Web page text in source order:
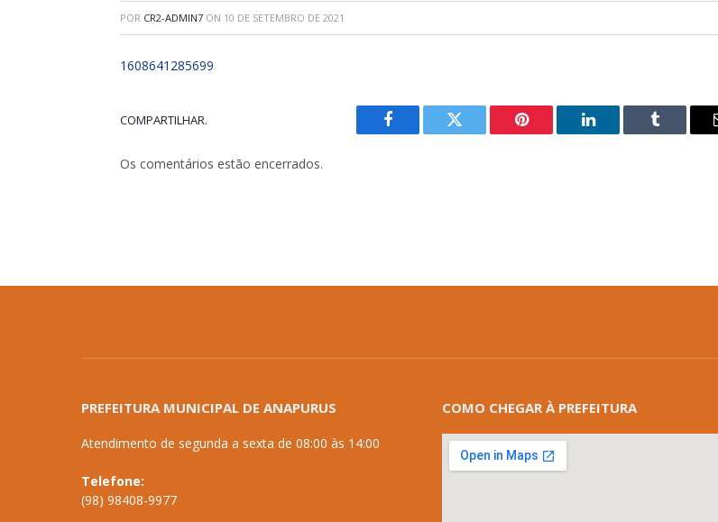
POR CR2-ADMIN7 ON 10 DE SETEMBRO DE 2021
1608641285699
COMPARTILHAR.
Facebook Twitter Pinterest LinkedIn Tumblr
Os comentários estão encerrados.
PREFEITURA MUNICIPAL DE ANAPURUS
Atendimento de segunda a sexta de 08:00 às 14:00
Telefone:
(98) 98408-9977
COMO CHEGAR À PREFEITURA